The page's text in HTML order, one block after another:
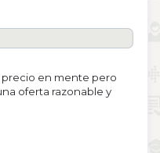
en mente pero
oferta razonable y